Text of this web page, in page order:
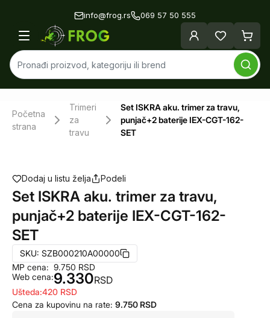
info@frog.rs 069 57 50 555
Početna
strana
Trimeri
za
travu
Set ISKRA aku. trimer za travu,
punjač+2 baterije IEX-CGT-162-
SET
Dodaj u listu želja Podeli
Set ISKRA aku. trimer za travu,
punjač+2 baterije IEX-CGT-162-
SET
SKU: SZB000210A00000
MP cena:
Web cena:
9.750 RSD
9.330RSD
Ušteda:420 RSD
Cena za kupovinu na rate: 9.750 RSD